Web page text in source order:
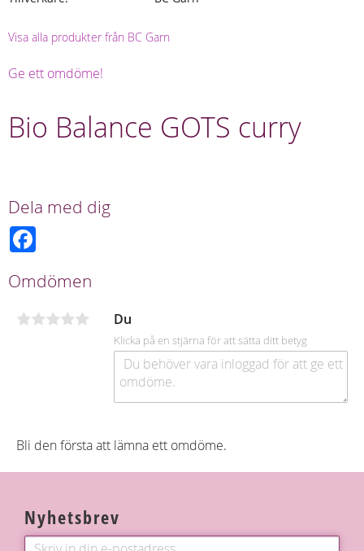
Visa alla produkter från BC Garn
Ge ett omdöme!
Bio Balance GOTS curry
Dela med dig
b
o
k
Omdömen
Du
Klicka på en stjärna för att sätta ditt betyg
Bli den första att lämna ett omdöme.
Nyhetsbrev